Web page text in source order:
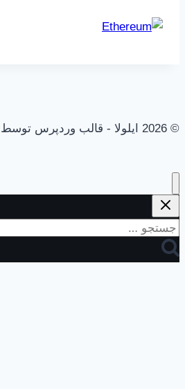
© 2026 ایلولا - قالب وردپرس توسط
جستجو
برای: